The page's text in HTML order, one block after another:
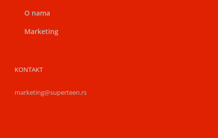
O nama
Marketing
KONTAKT
marketing@superteen.rs